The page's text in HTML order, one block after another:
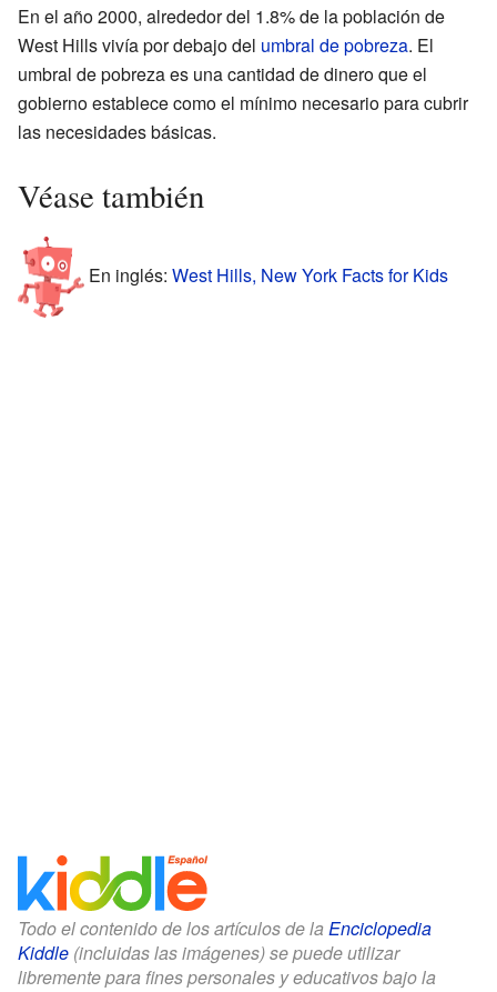
En el año 2000, alrededor del 1.8% de la población de
West Hills vivía por debajo del umbral de pobreza. El
umbral de pobreza es una cantidad de dinero que el
gobierno establece como el mínimo necesario para cubrir
las necesidades básicas.
Véase también
En inglés: West Hills, New York Facts for Kids
Todo el contenido de los artículos de la Enciclopedia
Kiddle (incluidas las imágenes) se puede utilizar
libremente para fines personales y educativos bajo la